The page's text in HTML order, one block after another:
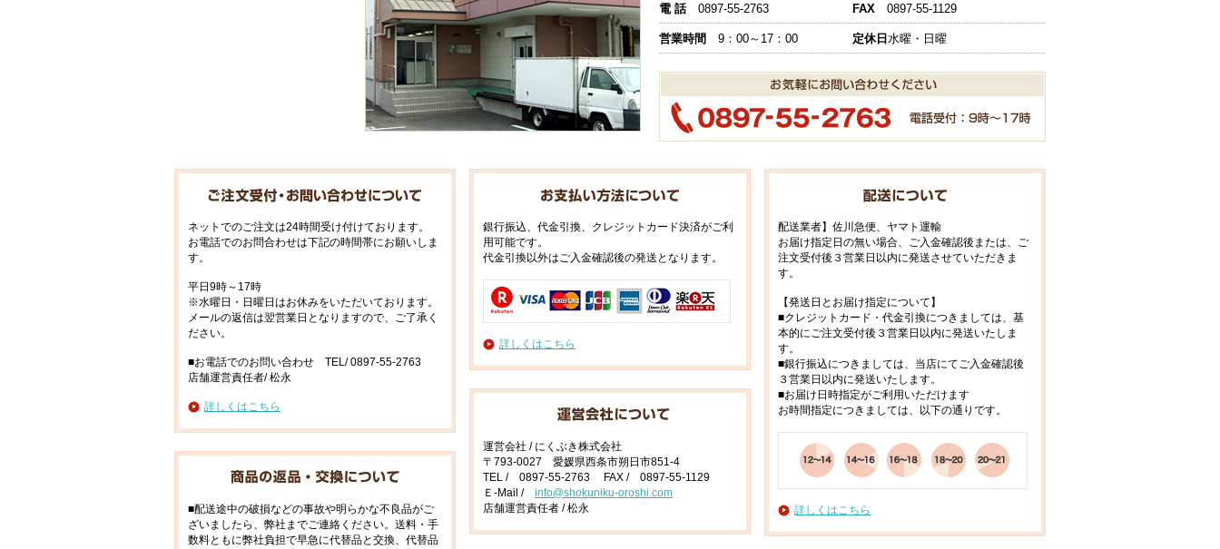
電 話0897-55-2763 FAX 0897-55-1129
営業時間 9：00～17：00 定休日 水曜・日曜
ネットでのご注文は24時間受け付けております。
お電話でのお問合わせは下記の時間帯にお願いしま
す。
平日9時～17時
※水曜日・日曜日はお休みをいただいております。
メールの返信は翌営業日となりますので、ご了承く
ださい。
■お電話でのお問い合わせ TEL/ 0897-55-2763
店舗運営責任者/ 松永
詳しくはこちら
■配送途中の破損などの事故や明らかな不良品がご
ざいましたら、弊社までご連絡ください。送料・手
数料ともに弊社負担で早急に代替品と交換、代替品
銀行振込、代金引換、クレジットカード決済がご利
用可能です。
代金引換以外はご入金確認後の発送となります。
詳しくはこちら
運営会社 / にくぶき株式会社
〒793-0027 愛媛県西条市朔日市851-4
TEL / 0897-55-2763 FAX / 0897-55-1129
Ｅ-Mail / info@shokuniku-oroshi.com
店舗運営責任者 / 松永
配送業者】佐川急便、ヤマト運輸
お届け指定日の無い場合、ご入金確認後または、ご
注文受付後３営業日以内に発送させていただきま
す。
【発送日とお届け指定について】
■クレジットカード・代金引換につきましては、基
本的にご注文受付後３営業日以内に発送いたしま
す。
■銀行振込につきましては、当店にてご入金確認後
３営業日以内に発送いたします。
■お届け日時指定がご利用いただけます
お時間指定につきましては、以下の通りです。
詳しくはこちら